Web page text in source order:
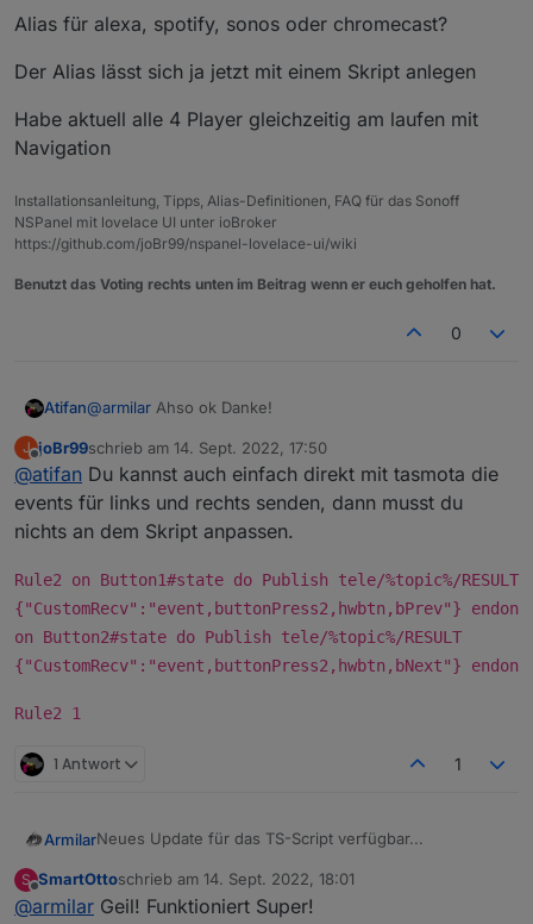
Alias für alexa, spotify, sonos oder chromecast?
Der Alias lässt sich ja jetzt mit einem Skript anlegen
Habe aktuell alle 4 Player gleichzeitig am laufen mit
Navigation
Installationsanleitung, Tipps, Alias-Definitionen, FAQ für das Sonoff
NSPanel mit lovelace UI unter ioBroker
https://github.com/joBr99/nspanel-lovelace-ui/wiki
Benutzt das Voting rechts unten im Beitrag wenn er euch geholfen hat.
0
Atifan@armilar Ahso ok Danke!
Hm ok, ich fände es von der Bedienung her halt
bequem wenn man über die Buttons einfach links und
rechts Scrollen könnte, so wie mit den Pfeilen.
Ist das großer Aufwand zu programmieren?
J
Offline
joBr99schrieb am 14. Sept. 2022, 17:50
zuletzt editiert von
@atifan Du kannst auch einfach direkt mit tasmota die
events für links und rechts senden, dann musst du
nichts an dem Skript anpassen.
Rule2 on Button1#state do Publish tele/%topic%/RESULT
{"CustomRecv":"event,buttonPress2,hwbtn,bPrev"} endon
on Button2#state do Publish tele/%topic%/RESULT
{"CustomRecv":"event,buttonPress2,hwbtn,bNext"} endon
Rule2 1
1 Antwort 1
ArmilarNeues Update für das TS-Script verfügbar...
https://raw.githubusercontent.com/joBr99/nspanel-
lovelace-ui/main/ioBroker/NsPanelTs.ts
S
Offline
SmartOttoschrieb am 14. Sept. 2022, 18:01
zuletzt editiert von
@armilar Geil! Funktioniert Super!